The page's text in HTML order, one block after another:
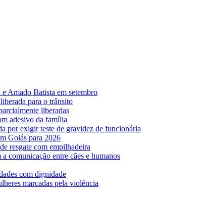
Amado Batista em setembro
para o trânsito
liberadas
adesivo da família
por exigir teste de gravidez de funcionária
Goiás para 2026
resgate com empilhadeira
comunicação entre cães e humanos
com dignidade
marcadas pela violência